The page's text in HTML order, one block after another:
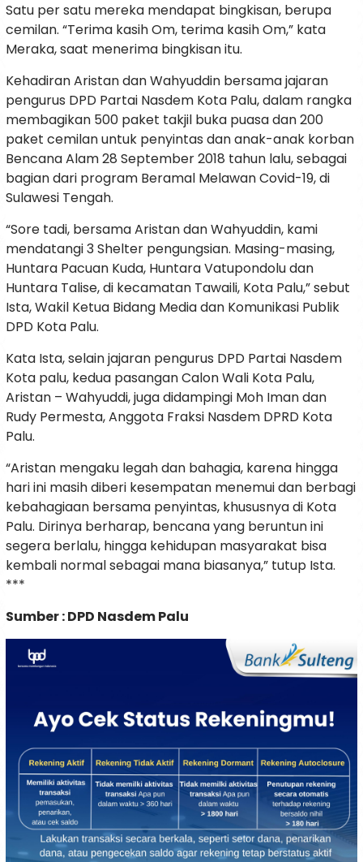
Satu per satu mereka mendapat bingkisan, berupa
cemilan. “Terima kasih Om, terima kasih Om,” kata
Meraka, saat menerima bingkisan itu.
Kehadiran Aristan dan Wahyuddin bersama jajaran
pengurus DPD Partai Nasdem Kota Palu, dalam rangka
membagikan 500 paket takjil buka puasa dan 200
paket cemilan untuk penyintas dan anak-anak korban
Bencana Alam 28 September 2018 tahun lalu, sebagai
bagian dari program Beramal Melawan Covid-19, di
Sulawesi Tengah.
“Sore tadi, bersama Aristan dan Wahyuddin, kami
mendatangi 3 Shelter pengungsian. Masing-masing,
Huntara Pacuan Kuda, Huntara Vatupondolu dan
Huntara Talise, di kecamatan Tawaili, Kota Palu,” sebut
Ista, Wakil Ketua Bidang Media dan Komunikasi Publik
DPD Kota Palu.
Kata Ista, selain jajaran pengurus DPD Partai Nasdem
Kota palu, kedua pasangan Calon Wali Kota Palu,
Aristan – Wahyuddi, juga didampingi Moh Iman dan
Rudy Permesta, Anggota Fraksi Nasdem DPRD Kota
Palu.
“Aristan mengaku legah dan bahagia, karena hingga
hari ini masih diberi kesempatan menemui dan berbagi
kebahagiaan bersama penyintas, khususnya di Kota
Palu. Dirinya berharap, bencana yang beruntun ini
segera berlalu, hingga kehidupan masyarakat bisa
kembali normal sebagai mana biasanya,” tutup Ista.
***
Sumber : DPD Nasdem Palu